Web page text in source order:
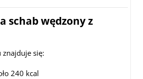
schab wędzony z
się:
240 kcal